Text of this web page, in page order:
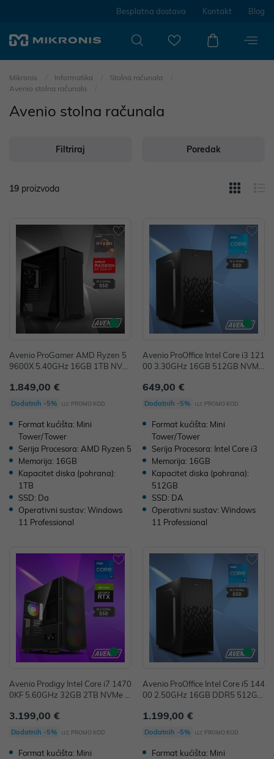
Besplatna dostava Kontakt Blog
Mikronis Informatika
Stolna računala
Avenio stolna računala
Avenio stolna računala
Filtriraj Poredak
19 proizvoda
Avenio ProGamer AMD Ryzen 5
9600X 5.40GHz 16GB 1TB NVM
60XT 16GB GDDR6 P/N: 022433
98
1.849,00 €
Dodatnih -5% uz PROMO KOD
Format kućišta: Mini
Tower/Tower
Serija Procesora: AMD Ryzen 5
Memorija: 16GB
Kapacitet diska (pohrana):
1TB
SSD: Da
Operativni sustav: Windows
11 Professional
Avenio ProOffice Intel Core i3 121
00 3.30GHz 16GB 512GB NVMe
30 P/N: 02243397
649,00 €
Dodatnih -5% uz PROMO KOD
Format kućišta: Mini
Tower/Tower
Serija Procesora: Intel Core i3
Memorija: 16GB
Kapacitet diska (pohrana):
512GB
SSD: DA
Operativni sustav: Windows
11 Professional
Avenio Prodigy Intel Core i7 1470
0KF 5.60GHz 32GB 2TB NVMe S
rce RTX 5070 TI 16GB GDDR7 O
C Edition P/N: 02243395
3.199,00 €
Dodatnih -5% uz PROMO KOD
Format kućišta: Mini
Avenio ProOffice Intel Core i5 144
00 2.50GHz 16GB DDR5 512GB
D Graphics P/N: 02243390
1.199,00 €
Dodatnih -5% uz PROMO KOD
Format kućišta: Mini